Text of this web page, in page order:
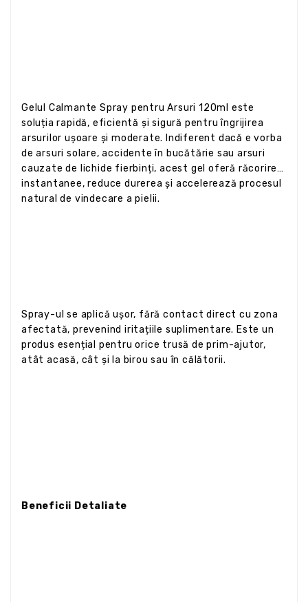
Gelul Calmante Spray pentru Arsuri 120ml este
soluția rapidă, eficientă și sigură pentru îngrijirea
arsurilor ușoare și moderate. Indiferent dacă e vorba
de arsuri solare, accidente în bucătărie sau arsuri
cauzate de lichide fierbinți, acest gel oferă răcorire
instantanee, reduce durerea și accelerează procesul
natural de vindecare a pielii.
Spray-ul se aplică ușor, fără contact direct cu zona
afectată, prevenind iritațiile suplimentare. Este un
produs esențial pentru orice trusă de prim-ajutor,
atât acasă, cât și la birou sau în călătorii.
Beneficii Detaliate